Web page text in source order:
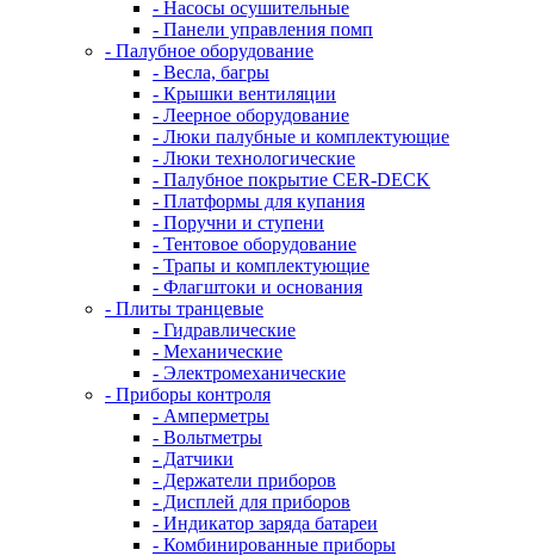
- Насосы осушительные
- Панели управления помп
- Палубное оборудование
- Весла, багры
- Крышки вентиляции
- Леерное оборудование
- Люки палубные и комплектующие
- Люки технологические
- Палубное покрытие CER-DECK
- Платформы для купания
- Поручни и ступени
- Тентовое оборудование
- Трапы и комплектующие
- Флагштоки и основания
- Плиты транцевые
- Гидравлические
- Механические
- Электромеханические
- Приборы контроля
- Амперметры
- Вольтметры
- Датчики
- Держатели приборов
- Дисплей для приборов
- Индикатор заряда батареи
- Комбинированные приборы